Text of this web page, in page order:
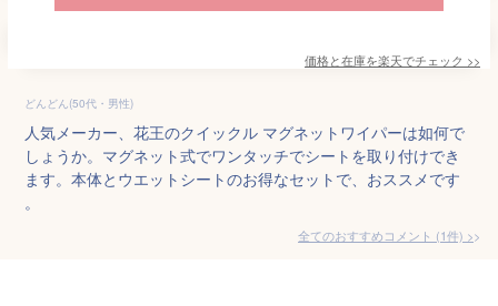
価格と在庫を楽天でチェック >>
どんどん(50代・男性)
人気メーカー、花王のクイックル マグネットワイパーは如何で
しょうか。マグネット式でワンタッチでシートを取り付けでき
ます。本体とウエットシートのお得なセットで、おススメです
。
全てのおすすめコメント (1件) >